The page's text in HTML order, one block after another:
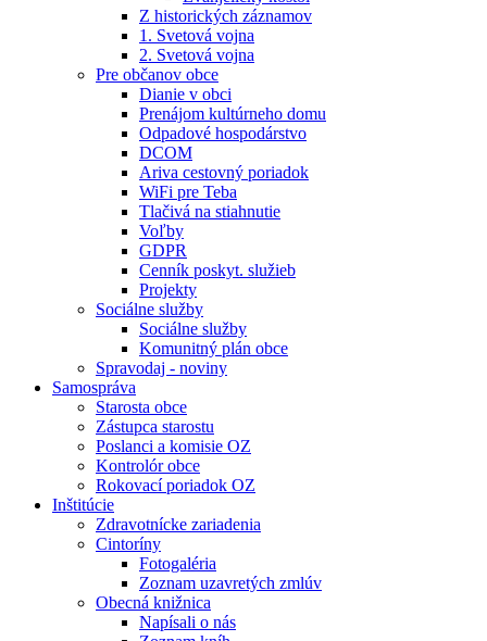
Z historických záznamov
1. Svetová vojna
2. Svetová vojna
Pre občanov obce
Dianie v obci
Prenájom kultúrneho domu
Odpadové hospodárstvo
DCOM
Ariva cestovný poriadok
WiFi pre Teba
Tlačivá na stiahnutie
Voľby
GDPR
Cenník poskyt. služieb
Projekty
Sociálne služby
Sociálne služby
Komunitný plán obce
Spravodaj - noviny
Samospráva
Starosta obce
Zástupca starostu
Poslanci a komisie OZ
Kontrolór obce
Rokovací poriadok OZ
Inštitúcie
Zdravotnícke zariadenia
Cintoríny
Fotogaléria
Zoznam uzavretých zmlúv
Obecná knižnica
Napísali o nás